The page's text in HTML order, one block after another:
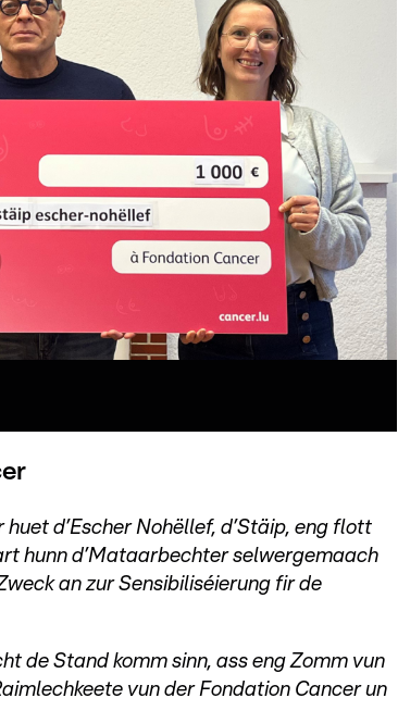
d’Escher Nohëllef, d’Stäip, eng flott
hunn d’Mataarbechter selwergemaach
an zur Sensibiliséierung fir de
de Stand komm sinn, ass eng Zomm vun
vun der Fondation Cancer un